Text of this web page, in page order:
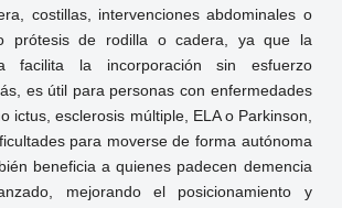
costillas, intervenciones abdominales o
prótesis de rodilla o cadera, ya que la
facilita la incorporación sin esfuerzo
es útil para personas con enfermedades
ictus, esclerosis múltiple, ELA o Parkinson,
para moverse de forma autónoma
beneficia a quienes padecen demencia
mejorando el posicionamiento y